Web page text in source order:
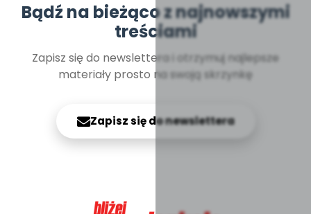
Bądź na bieżąco z najnowszymi
treściami
Zapisz się do newslettera i otrzymuj najlepsze
materiały prosto na swoją skrzynkę
Zapisz się do newslettera